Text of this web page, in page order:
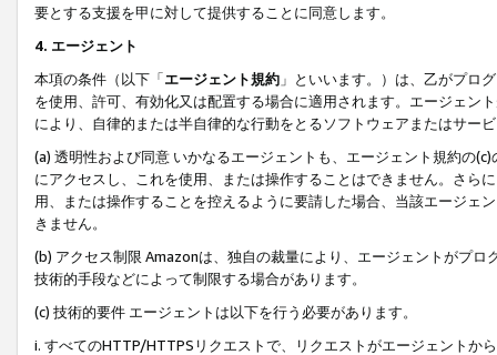
要とする支援を甲に対して提供することに同意します。
4. エージェント
本項の条件（以下「エージェント規約 」といいます。）は、乙がプロ
を使用、許可、有効化又は配置する場合に適用されます。エージェン
により、自律的または半自律的な行動をとるソフトウェアまたはサー
(a) 透明性および同意 いかなるエージェントも、エージェント規約の
にアクセスし、これを使用、または操作することはできません。さら
用、または操作することを控えるように要請した場合、当該エージェ
きません。
(b) アクセス制限 Amazonは、独自の裁量により、エージェントがプ
技術的手段などによって制限する場合があります。
(c) 技術的要件 エージェントは以下を行う必要があります。
i. すべてのHTTP/HTTPSリクエストで、リクエストがエージェントか